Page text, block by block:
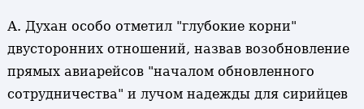
А. Духан особо отметил "глубокие корни"
двусторонних отношений, назвав возобновление
прямых авиарейсов "началом обновленного
сотрудничества" и лучом надежды для сирийцев